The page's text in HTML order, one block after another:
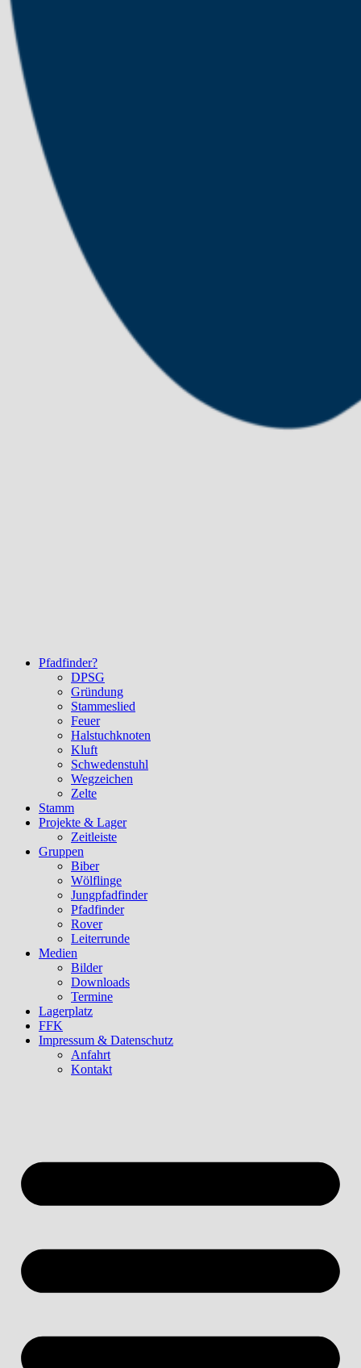
Pfadfinder?
DPSG
Gründung
Stammeslied
Feuer
Halstuchknoten
Kluft
Schwedenstuhl
Wegzeichen
Zelte
Stamm
Projekte & Lager
Zeitleiste
Gruppen
Biber
Wölflinge
Jungpfadfinder
Pfadfinder
Rover
Leiterrunde
Medien
Bilder
Downloads
Termine
Lagerplatz
FFK
Impressum & Datenschutz
Anfahrt
Kontakt